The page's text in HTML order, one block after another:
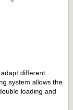
different
system allows the
loading and